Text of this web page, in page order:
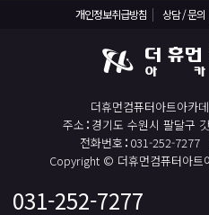
개인정보취급방침 상담 / 문의
더휴먼컴퓨터아트아카
주소 경기도 수원시 팔달구
전화번호 031-252-7277
Copyright © 더휴먼컴퓨터아트
031-252-7277
파이썬 프로그래밍을 활용한 빅데이터 향상과
프로그래밍 자바(JAVA) / 파이썬(Python)
유튜브(YouTube)크리에이터(영상편집,애프
채용문의